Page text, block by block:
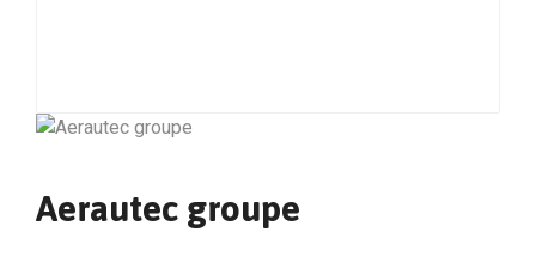
Aerautec groupe